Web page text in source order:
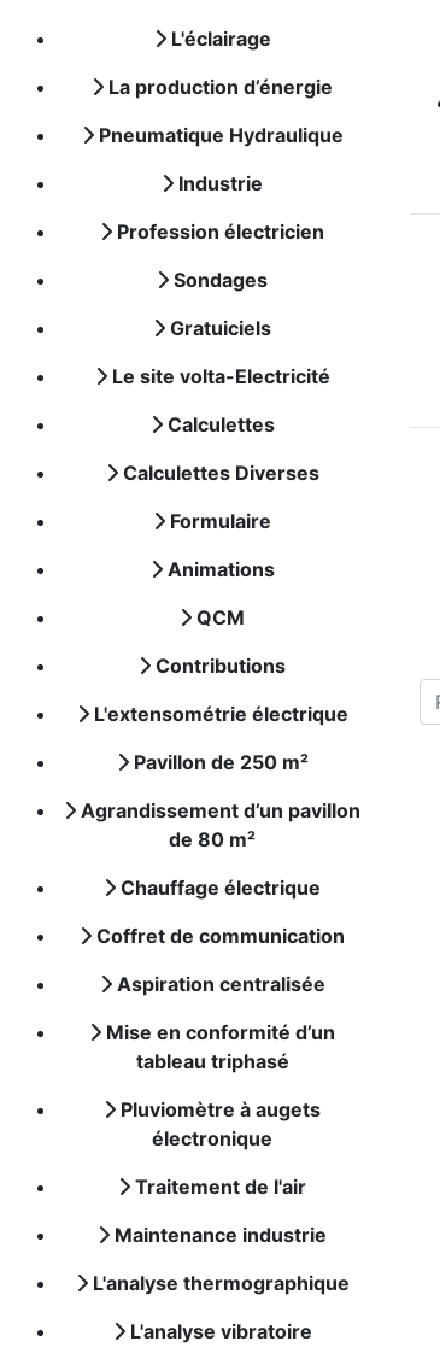
L'éclairage
La production d’énergie
Pneumatique Hydraulique
Industrie
Profession électricien
Sondages
Gratuiciels
Le site volta-Electricité
Calculettes
Calculettes Diverses
Formulaire
Animations
QCM
Contributions
L'extensométrie électrique
Pavillon de 250 m²
Agrandissement d’un pavillon
de 80 m²
Chauffage électrique
Coffret de communication
Aspiration centralisée
Mise en conformité d’un
tableau triphasé
Pluviomètre à augets
électronique
Traitement de l'air
Maintenance industrie
L'analyse thermographique
L'analyse vibratoire